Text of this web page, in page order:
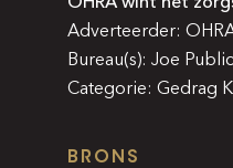
Adverteerder:
Bureau(s): Joe
Categorie: Gedrag
BRONS